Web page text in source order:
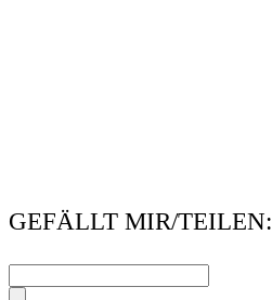
GEFÄLLT MIR/TEILEN: